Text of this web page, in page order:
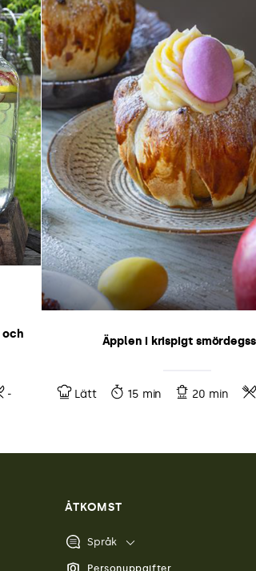
-
Äpplen i krispigt
Lätt 15 min 20 min
ÅTKOMST
Språk
Personuppgifter